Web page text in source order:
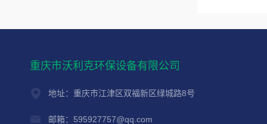
重庆市沃利克环保设备有限公司
地址：重庆市江津区双福新区绿城路8号
邮箱：595927757@qq.com